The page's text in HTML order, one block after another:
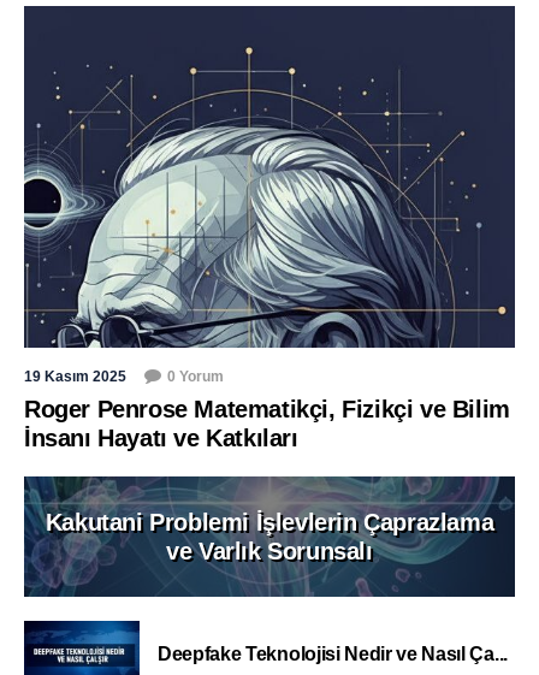
19 Kasım 2025 0 Yorum
Roger Penrose Matematikçi, Fizikçi ve Bilim
İnsanı Hayatı ve Katkıları
Kakutani Problemi İşlevlerin Çaprazlama
ve Varlık Sorunsalı
Deepfake Teknolojisi Nedir ve Nasıl Ça...